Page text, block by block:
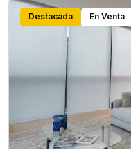
Destacada En Venta